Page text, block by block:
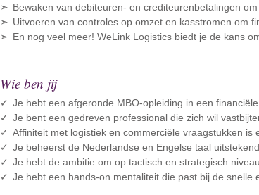
Bewaken van debiteuren- en crediteurenbetalingen
Uitvoeren van controles op omzet en kasstromen om
En nog veel meer! WeLink Logistics biedt je de kans
Wie ben jij
Je hebt een afgeronde MBO-opleiding in een
Je bent een gedreven professional die zich wil
Affiniteit met logistiek en commerciële vraagstukken is
Je beheerst de Nederlandse en Engelse taal
Je hebt de ambitie om op tactisch en strategisch
Je hebt een hands-on mentaliteit die past bij de snelle